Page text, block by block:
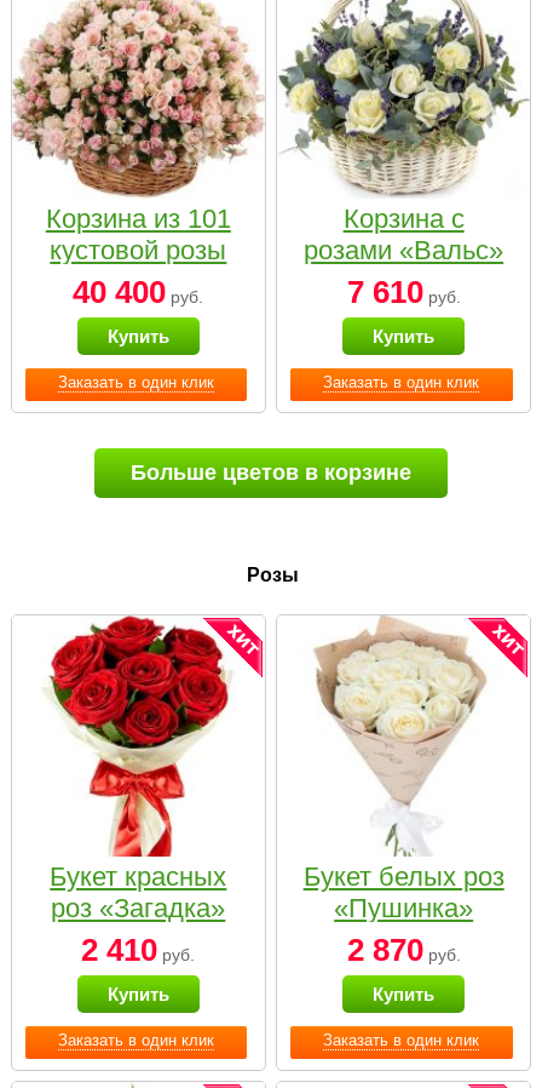
Заказать в один клик
Корзина из 101
кустовой розы
нежных тонов
40 400 руб.
Купить
Заказать в один клик
Корзина с
розами «Вальс»
7 610руб.
Купить
Больше цветов в корзине
Розы
Заказать в один клик
Букет красных
роз «Загадка»
2 410 руб.
Купить
Заказать в один клик
Букет белых роз
«Пушинка»
2 870руб.
Купить